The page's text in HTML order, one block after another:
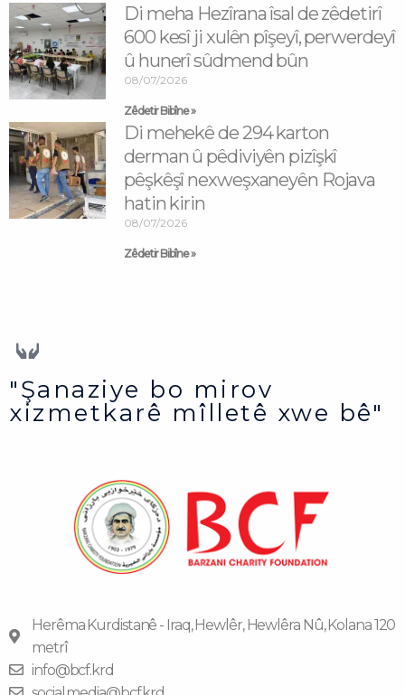
Di meha Hezîrana îsal de zêdetirî
600 kesî ji xulên pîşeyî, perwerdeyî
û hunerî sûdmend bûn
08/07/2026
Zêdetir Bibîne »
Di mehekê de 294 karton
derman û pêdiviyên pizîşkî
pêşkêşî nexweşxaneyên Rojava
hatin kirin
08/07/2026
Zêdetir Bibîne »
"Şanaziye bo mirov
xizmetkarê mîlletê xwe bê"
Herêma Kurdistanê - Iraq, Hewlêr, Hewlêra Nû, Kolana 120
metrî
info@bcf.krd